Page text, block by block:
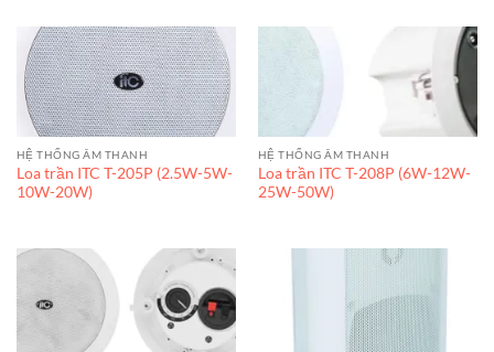
HỆ THỐNG ÂM THANH
Loa trần ITC T-205P (2.5W-5W-
10W-20W)
HỆ THỐNG ÂM THANH
Loa trần ITC T-208P (6W-12W-
25W-50W)